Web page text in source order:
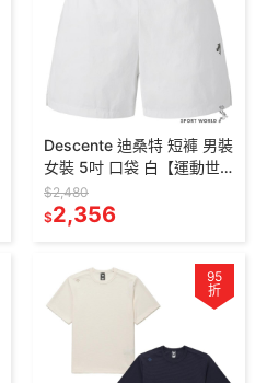
Descente 迪桑特 短褲 男裝
女裝 5吋 口袋 白【運動世
界】SR123RHP22-WHT0
$2,480
$2,356
95
折